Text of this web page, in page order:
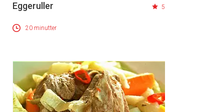
Eggeruller 5
20 minutter